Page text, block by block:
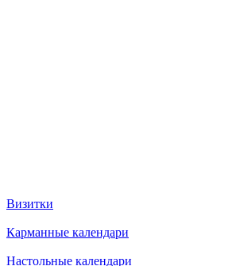
Визитки
Карманные календари
Настольные календари